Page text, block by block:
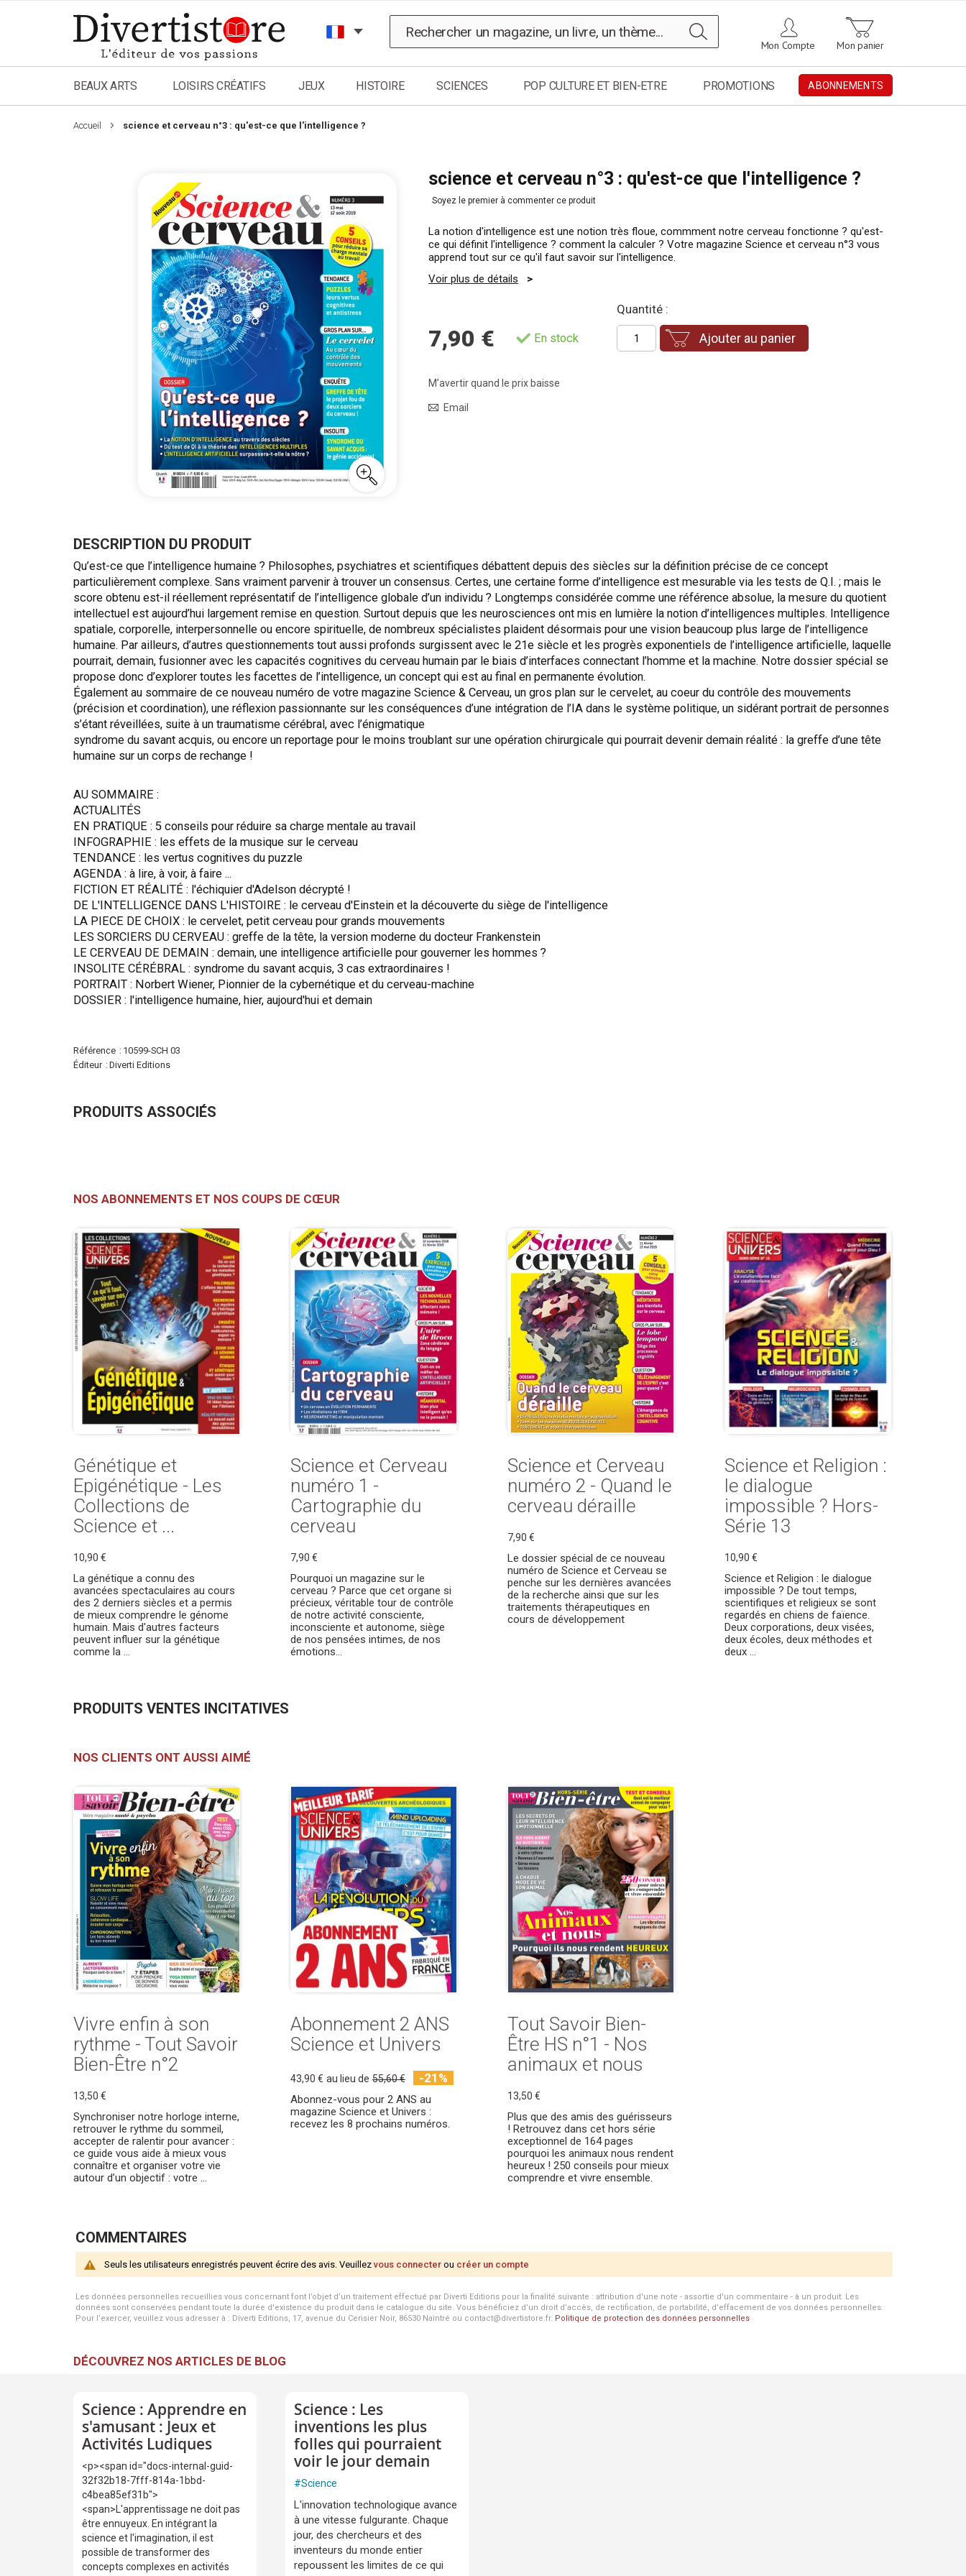
au
contenu
Mon panier
Mon Compte
BEAUX ARTS LOISIRS CRÉATIFS JEUX HISTOIRE SCIENCES POP CULTURE ET BIEN-ETRE PROMOTIONS ABONNEMENTS
Accueil science et cerveau n°3 : qu'est-ce que l'intelligence ?
début
la
Galerie
d’images
science et cerveau n°3 : qu'est-ce que l'intelligence ?
Soyez le premier à commenter ce produit
La notion d'intelligence est une notion très floue, commment notre cerveau fonctionne ? qu'est-
ce qui définit l'intelligence ? comment la calculer ? Votre magazine Science et cerveau n°3 vous
apprend tout sur ce qu'il faut savoir sur l'intelligence.
Voir plus de détails
7,90 € En stock
Quantité :
Ajouter au panier
M’avertir quand le prix baisse
Email
DESCRIPTION DU PRODUIT
Qu’est-ce que l’intelligence humaine ? Philosophes, psychiatres et scientifiques débattent depuis des siècles sur la définition précise de ce concept
particulièrement complexe. Sans vraiment parvenir à trouver un consensus. Certes, une certaine forme d’intelligence est mesurable via les tests de Q.I. ; mais le
score obtenu est-il réellement représentatif de l’intelligence globale d’un individu ? Longtemps considérée comme une référence absolue, la mesure du quotient
intellectuel est aujourd’hui largement remise en question. Surtout depuis que les neurosciences ont mis en lumière la notion d’intelligences multiples. Intelligence
spatiale, corporelle, interpersonnelle ou encore spirituelle, de nombreux spécialistes plaident désormais pour une vision beaucoup plus large de l’intelligence
humaine. Par ailleurs, d’autres questionnements tout aussi profonds surgissent avec le 21e siècle et les progrès exponentiels de l’intelligence artificielle, laquelle
pourrait, demain, fusionner avec les capacités cognitives du cerveau humain par le biais d’interfaces connectant l’homme et la machine. Notre dossier spécial se
propose donc d’explorer toutes les facettes de l’intelligence, un concept qui est au final en permanente évolution.
Également au sommaire de ce nouveau numéro de votre magazine Science & Cerveau, un gros plan sur le cervelet, au coeur du contrôle des mouvements
(précision et coordination), une réflexion passionnante sur les conséquences d’une intégration de l’IA dans le système politique, un sidérant portrait de personnes
s’étant réveillées, suite à un traumatisme cérébral, avec l’énigmatique
syndrome du savant acquis, ou encore un reportage pour le moins troublant sur une opération chirurgicale qui pourrait devenir demain réalité : la greffe d’une tête
humaine sur un corps de rechange !
AU SOMMAIRE :
ACTUALITÉS
EN PRATIQUE : 5 conseils pour réduire sa charge mentale au travail
INFOGRAPHIE : les effets de la musique sur le cerveau
TENDANCE : les vertus cognitives du puzzle
AGENDA : à lire, à voir, à faire ...
FICTION ET RÉALITÉ : l'échiquier d'Adelson décrypté !
DE L'INTELLIGENCE DANS L'HISTOIRE : le cerveau d'Einstein et la découverte du siège de l'intelligence
LA PIECE DE CHOIX : le cervelet, petit cerveau pour grands mouvements
LES SORCIERS DU CERVEAU : greffe de la tête, la version moderne du docteur Frankenstein
LE CERVEAU DE DEMAIN : demain, une intelligence artificielle pour gouverner les hommes ?
INSOLITE CÉRÉBRAL : syndrome du savant acquis, 3 cas extraordinaires !
PORTRAIT : Norbert Wiener, Pionnier de la cybernétique et du cerveau-machine
DOSSIER : l'intelligence humaine, hier, aujourd'hui et demain
Plus
d'infos
Référence
10599-SCH 03
Éditeur
Diverti Editions
PRODUITS ASSOCIÉS
NOS ABONNEMENTS ET NOS COUPS DE CŒUR
Génétique et
Epigénétique - Les
Collections de
Science et ...
10,90 €
La génétique a connu des
avancées spectaculaires au cours
des 2 derniers siècles et a permis
de mieux comprendre le génome
humain. Mais d'autres facteurs
peuvent influer sur la génétique
comme la ...
Science et Cerveau
numéro 1 -
Cartographie du
cerveau
7,90 €
Pourquoi un magazine sur le
cerveau ? Parce que cet organe si
précieux, véritable tour de contrôle
de notre activité consciente,
inconsciente et autonome, siège
de nos pensées intimes, de nos
émotions...
Science et Cerveau
numéro 2 - Quand le
cerveau déraille
7,90 €
Le dossier spécial de ce nouveau
numéro de Science et Cerveau se
penche sur les dernières avancées
de la recherche ainsi que sur les
traitements thérapeutiques en
cours de développement
Science et Religion :
le dialogue
impossible ? Hors-
Série 13
10,90 €
Science et Religion : le dialogue
impossible ? De tout temps,
scientifiques et religieux se sont
regardés en chiens de faïence.
Deux corporations, deux visées,
deux écoles, deux méthodes et
deux ...
PRODUITS VENTES INCITATIVES
NOS CLIENTS ONT AUSSI AIMÉ
Vivre enfin à son
rythme - Tout Savoir
Bien-Être n°2
13,50 €
Synchroniser notre horloge interne,
retrouver le rythme du sommeil,
accepter de ralentir pour avancer :
ce guide vous aide à mieux vous
connaître et organiser votre vie
autour d’un objectif : votre ...
Abonnement 2 ANS
Science et Univers
43,90 € au lieu de 55,60 € -21%
Abonnez-vous pour 2 ANS au
magazine Science et Univers :
recevez les 8 prochains numéros.
Tout Savoir Bien-
Être HS n°1 - Nos
animaux et nous
13,50 €
Plus que des amis des guérisseurs
! Retrouvez dans cet hors série
exceptionnel de 164 pages
pourquoi les animaux nous rendent
heureux ! 250 conseils pour mieux
comprendre et vivre ensemble.
COMMENTAIRES
Seuls les utilisateurs enregistrés peuvent écrire des avis. Veuillezvous connecter ou créer un compte
Les données personnelles recueillies vous concernant font l’objet d’un traitement effectué par Diverti Editions pour la finalité suivante : attribution d'une note - assortie d'un commentaire - à un produit. Les
données sont conservées pendant toute la durée d'existence du produit dans le catalogue du site. Vous bénéficiez d’un droit d’accès, de rectification, de portabilité, d’effacement de vos données personnelles.
Pour l’exercer, veuillez vous adresser à : Diverti Editions, 17, avenue du Cerisier Noir, 86530 Naintré ou contact@divertistore.fr. Politique de protection des données personnelles
DÉCOUVREZ NOS ARTICLES DE BLOG
Science : Apprendre en
s'amusant : Jeux et
Activités Ludiques
<p><span id="docs-internal-guid-
32f32b18-7fff-814a-1bbd-
c4bea85ef31b">
<span>L'apprentissage ne doit pas
être ennuyeux. En intégrant la
science et l'imagination, il est
possible de transformer des
concepts complexes en activités
Science : Les
inventions les plus
folles qui pourraient
voir le jour demain
#Science
L'innovation technologique avance
à une vitesse fulgurante. Chaque
jour, des chercheurs et des
inventeurs du monde entier
repoussent les limites de ce qui